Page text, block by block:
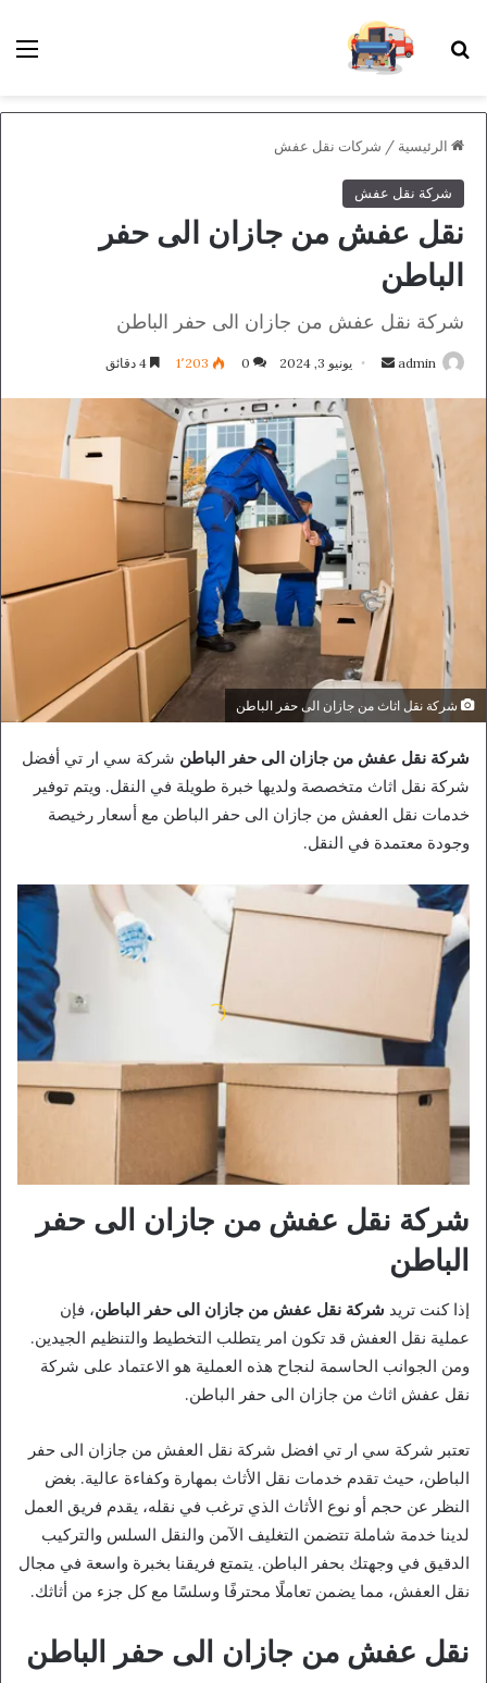
بحث عن
الرئيسية / شركات نقل عفش
شركة نقل عفش
نقل عفش من جازان الى حفر
الباطن
شركة نقل عفش من جازان الى حفر الباطن
admin
أرسل
إلكترونيا
يونيو 3, 2024 0 1٬203
شركة نقل اثاث من جازان الى حفر الباطن
شركة نقل عفش من جازان الى حفر الباطن شركة سي ار تي أفضل
شركة نقل اثاث متخصصة ولديها خبرة طويلة في النقل. ويتم توفير
خدمات نقل العفش من جازان الى حفر الباطن مع أسعار رخيصة
وجودة معتمدة في النقل.
شركة نقل عفش من جازان الى حفر
الباطن
إذا كنت تريد شركة نقل عفش من جازان الى حفر الباطن، فإن
عملية نقل العفش قد تكون امر يتطلب التخطيط والتنظيم الجيدين.
ومن الجوانب الحاسمة لنجاح هذه العملية هو الاعتماد على شركة
نقل عفش اثاث من جازان الى حفر الباطن.
تعتبر شركة سي ار تي افضل شركة نقل العفش من جازان الى حفر
الباطن، حيث تقدم خدمات نقل الأثاث بمهارة وكفاءة عالية. بغض
النظر عن حجم أو نوع الأثاث الذي ترغب في نقله، يقدم فريق العمل
لدينا خدمة شاملة تتضمن التغليف الآمن والنقل السلس والتركيب
الدقيق في وجهتك بحفر الباطن. يتمتع فريقنا بخبرة واسعة في مجال
نقل العفش، مما يضمن تعاملًا محترفًا وسلسًا مع كل جزء من أثاثك.
نقل عفش من جازان الى حفر الباطن